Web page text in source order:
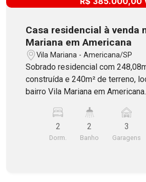
Casa residencial à venda
Mariana em Americana
Vila Mariana - Americana/SP
Sobrado residencial com
construída e 240m² de terreno,
bairro Vila Mariana em
sendo 1 coberta. Já no pavimento superior
possui 2 dormitórios (1 deles
ampla sala, cozinha, banheiro
2
Dorm.
2
Banho
3
Garagens